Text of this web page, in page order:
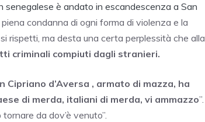
senegalese è andato in escandescenza a San
condanna di ogni forma di violenza e la
rispetti, ma desta una certa perplessità che alla
criminali compiuti dagli stranieri.
Cipriano d’Aversa , armato di mazza, ha
di merda, italiani di merda, vi ammazzo”.
da dov’è venuto”.